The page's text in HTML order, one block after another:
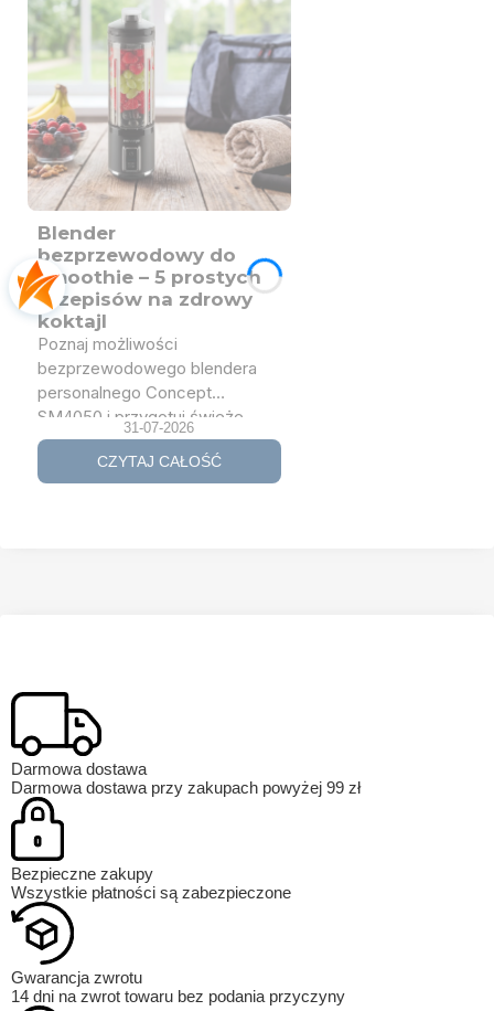
31-07-2026
Blender
bezprzewodowy do
smoothie – 5 prostych
przepisów na zdrowy
koktajl
Poznaj możliwości
bezprzewodowego blendera
personalnego Concept
SM4050 i przygotuj świeże
smoothie w domu, pracy, na
siłowni lub w podróży. Sprawdź
5 prostych przepisów na
CZYTAJ CAŁOŚĆ
Darmowa dostawa
Darmowa dostawa przy zakupach powyżej 99 zł
Bezpieczne zakupy
Wszystkie płatności są zabezpieczone
Gwarancja zwrotu
14 dni na zwrot towaru bez podania przyczyny